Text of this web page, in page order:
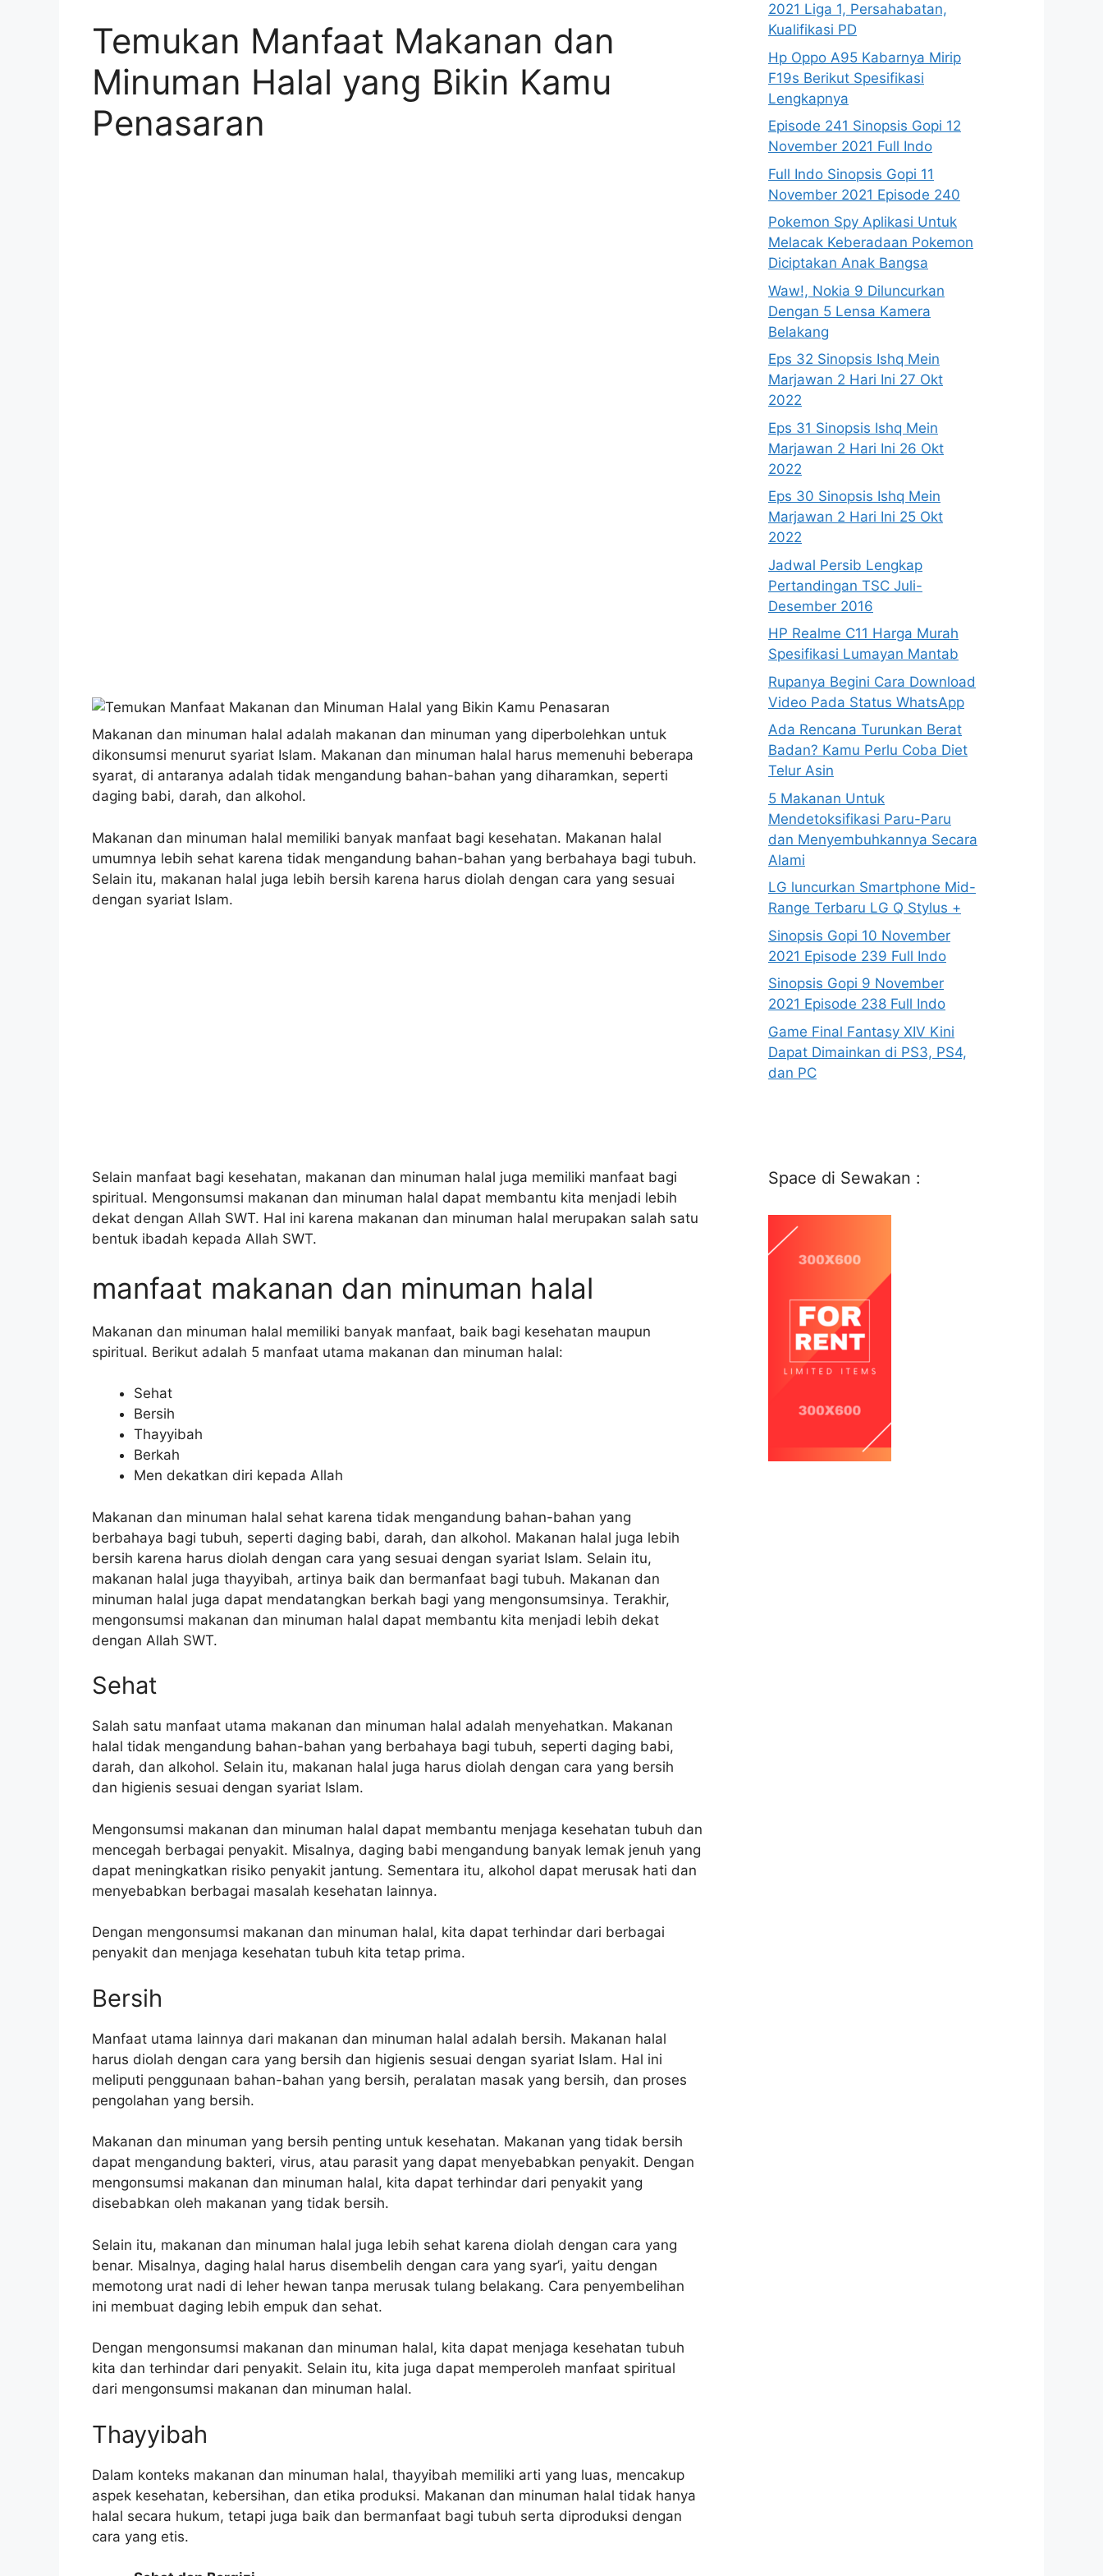
Temukan Manfaat Makanan dan
Minuman Halal yang Bikin Kamu
Penasaran
Makanan dan minuman halal adalah makanan dan minuman yang diperbolehkan untuk
dikonsumsi menurut syariat Islam. Makanan dan minuman halal harus memenuhi beberapa
syarat, di antaranya adalah tidak mengandung bahan-bahan yang diharamkan, seperti
daging babi, darah, dan alkohol.
Makanan dan minuman halal memiliki banyak manfaat bagi kesehatan. Makanan halal
umumnya lebih sehat karena tidak mengandung bahan-bahan yang berbahaya bagi tubuh.
Selain itu, makanan halal juga lebih bersih karena harus diolah dengan cara yang sesuai
dengan syariat Islam.
Selain manfaat bagi kesehatan, makanan dan minuman halal juga memiliki manfaat bagi
spiritual. Mengonsumsi makanan dan minuman halal dapat membantu kita menjadi lebih
dekat dengan Allah SWT. Hal ini karena makanan dan minuman halal merupakan salah satu
bentuk ibadah kepada Allah SWT.
manfaat makanan dan minuman halal
Makanan dan minuman halal memiliki banyak manfaat, baik bagi kesehatan maupun
spiritual. Berikut adalah 5 manfaat utama makanan dan minuman halal:
Sehat
Bersih
Thayyibah
Berkah
Men dekatkan diri kepada Allah
Makanan dan minuman halal sehat karena tidak mengandung bahan-bahan yang
berbahaya bagi tubuh, seperti daging babi, darah, dan alkohol. Makanan halal juga lebih
bersih karena harus diolah dengan cara yang sesuai dengan syariat Islam. Selain itu,
makanan halal juga thayyibah, artinya baik dan bermanfaat bagi tubuh. Makanan dan
minuman halal juga dapat mendatangkan berkah bagi yang mengonsumsinya. Terakhir,
mengonsumsi makanan dan minuman halal dapat membantu kita menjadi lebih dekat
dengan Allah SWT.
Sehat
Salah satu manfaat utama makanan dan minuman halal adalah menyehatkan. Makanan
halal tidak mengandung bahan-bahan yang berbahaya bagi tubuh, seperti daging babi,
darah, dan alkohol. Selain itu, makanan halal juga harus diolah dengan cara yang bersih
dan higienis sesuai dengan syariat Islam.
Mengonsumsi makanan dan minuman halal dapat membantu menjaga kesehatan tubuh dan
mencegah berbagai penyakit. Misalnya, daging babi mengandung banyak lemak jenuh yang
dapat meningkatkan risiko penyakit jantung. Sementara itu, alkohol dapat merusak hati dan
menyebabkan berbagai masalah kesehatan lainnya.
Dengan mengonsumsi makanan dan minuman halal, kita dapat terhindar dari berbagai
penyakit dan menjaga kesehatan tubuh kita tetap prima.
Bersih
Manfaat utama lainnya dari makanan dan minuman halal adalah bersih. Makanan halal
harus diolah dengan cara yang bersih dan higienis sesuai dengan syariat Islam. Hal ini
meliputi penggunaan bahan-bahan yang bersih, peralatan masak yang bersih, dan proses
pengolahan yang bersih.
Makanan dan minuman yang bersih penting untuk kesehatan. Makanan yang tidak bersih
dapat mengandung bakteri, virus, atau parasit yang dapat menyebabkan penyakit. Dengan
mengonsumsi makanan dan minuman halal, kita dapat terhindar dari penyakit yang
disebabkan oleh makanan yang tidak bersih.
Selain itu, makanan dan minuman halal juga lebih sehat karena diolah dengan cara yang
benar. Misalnya, daging halal harus disembelih dengan cara yang syar’i, yaitu dengan
memotong urat nadi di leher hewan tanpa merusak tulang belakang. Cara penyembelihan
ini membuat daging lebih empuk dan sehat.
Dengan mengonsumsi makanan dan minuman halal, kita dapat menjaga kesehatan tubuh
kita dan terhindar dari penyakit. Selain itu, kita juga dapat memperoleh manfaat spiritual
dari mengonsumsi makanan dan minuman halal.
Thayyibah
Dalam konteks makanan dan minuman halal, thayyibah memiliki arti yang luas, mencakup
aspek kesehatan, kebersihan, dan etika produksi. Makanan dan minuman halal tidak hanya
halal secara hukum, tetapi juga baik dan bermanfaat bagi tubuh serta diproduksi dengan
cara yang etis.
2021 Liga 1, Persahabatan,
Kualifikasi PD
Hp Oppo A95 Kabarnya Mirip
F19s Berikut Spesifikasi
Lengkapnya
Episode 241 Sinopsis Gopi 12
November 2021 Full Indo
Full Indo Sinopsis Gopi 11
November 2021 Episode 240
Pokemon Spy Aplikasi Untuk
Melacak Keberadaan Pokemon
Diciptakan Anak Bangsa
Waw!, Nokia 9 Diluncurkan
Dengan 5 Lensa Kamera
Belakang
Eps 32 Sinopsis Ishq Mein
Marjawan 2 Hari Ini 27 Okt
2022
Eps 31 Sinopsis Ishq Mein
Marjawan 2 Hari Ini 26 Okt
2022
Eps 30 Sinopsis Ishq Mein
Marjawan 2 Hari Ini 25 Okt
2022
Jadwal Persib Lengkap
Pertandingan TSC Juli-
Desember 2016
HP Realme C11 Harga Murah
Spesifikasi Lumayan Mantab
Rupanya Begini Cara Download
Video Pada Status WhatsApp
Ada Rencana Turunkan Berat
Badan? Kamu Perlu Coba Diet
Telur Asin
5 Makanan Untuk
Mendetoksifikasi Paru-Paru
dan Menyembuhkannya Secara
Alami
LG luncurkan Smartphone Mid-
Range Terbaru LG Q Stylus +
Sinopsis Gopi 10 November
2021 Episode 239 Full Indo
Sinopsis Gopi 9 November
2021 Episode 238 Full Indo
Game Final Fantasy XIV Kini
Dapat Dimainkan di PS3, PS4,
dan PC
Space di Sewakan :